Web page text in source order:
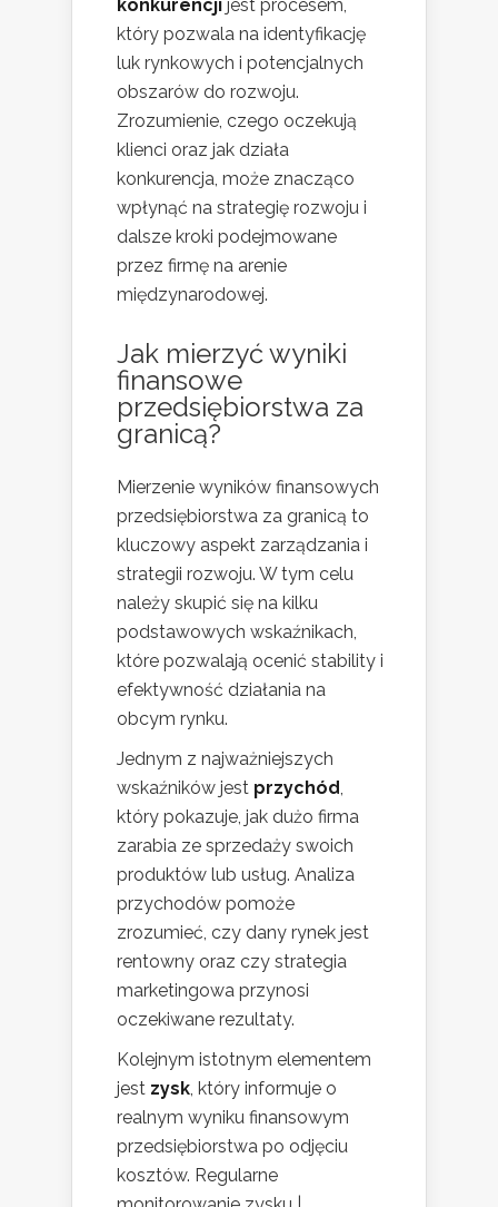
konkurencji jest procesem,
który pozwala na identyfikację
luk rynkowych i potencjalnych
obszarów do rozwoju.
Zrozumienie, czego oczekują
klienci oraz jak działa
konkurencja, może znacząco
wpłynąć na strategię rozwoju i
dalsze kroki podejmowane
przez firmę na arenie
międzynarodowej.
Jak mierzyć wyniki
finansowe
przedsiębiorstwa za
granicą?
Mierzenie wyników finansowych
przedsiębiorstwa za granicą to
kluczowy aspekt zarządzania i
strategii rozwoju. W tym celu
należy skupić się na kilku
podstawowych wskaźnikach,
które pozwalają ocenić stability i
efektywność działania na
obcym rynku.
Jednym z najważniejszych
wskaźników jest przychód,
który pokazuje, jak dużo firma
zarabia ze sprzedaży swoich
produktów lub usług. Analiza
przychodów pomoże
zrozumieć, czy dany rynek jest
rentowny oraz czy strategia
marketingowa przynosi
oczekiwane rezultaty.
Kolejnym istotnym elementem
jest zysk, który informuje o
realnym wyniku finansowym
przedsiębiorstwa po odjęciu
kosztów. Regularne